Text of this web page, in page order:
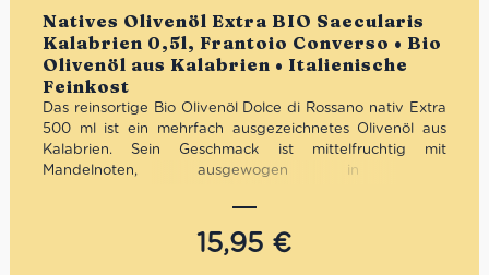
Natives Olivenöl Extra BIO Saecularis
Kalabrien 0,5l, Frantoio Converso • Bio
Olivenöl aus Kalabrien • Italienische
Feinkost
Bewertet
Das reinsortige Bio Olivenöl Dolce di Rossano nativ Extra
500 ml ist ein mehrfach ausgezeichnetes Olivenöl aus
Kalabrien. Sein Geschmack ist mittelfruchtig mit
Mandelnoten, ausgewogen in den
vorherrschenden Süße. Dank der aromatischen Noten
eignet sich dieses Olivenöl zu gegrilltem Fleisch und
Fisch, lecker auch zu Gemüsesuppen und Salaten. Das
15,95 €